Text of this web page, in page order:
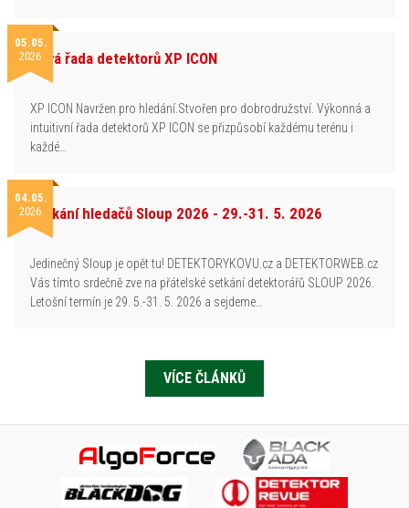
05.05.
2026Nová řada detektorů XP ICON
XP ICON Navržen pro hledání.Stvořen pro dobrodružství. Výkonná a
intuitivní řada detektorů XP ICON se přizpůsobí každému terénu i
každé…
04.05.
2026Setkání hledačů Sloup 2026 - 29.-31. 5. 2026
Jedinečný Sloup je opět tu! DETEKTORYKOVU.cz a DETEKTORWEB.cz
Vás tímto srdečně zve na přátelské setkání detektorářů SLOUP 2026.
Letošní termín je 29. 5.-31. 5. 2026 a sejdeme…
VÍCE ČLÁNKŮ